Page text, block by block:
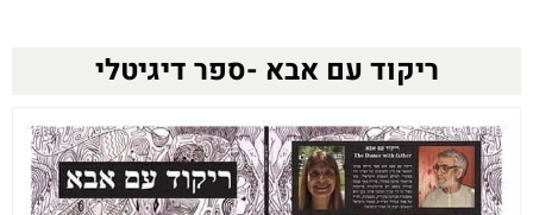
ריקוד עם אבא -ספר דיגיטלי